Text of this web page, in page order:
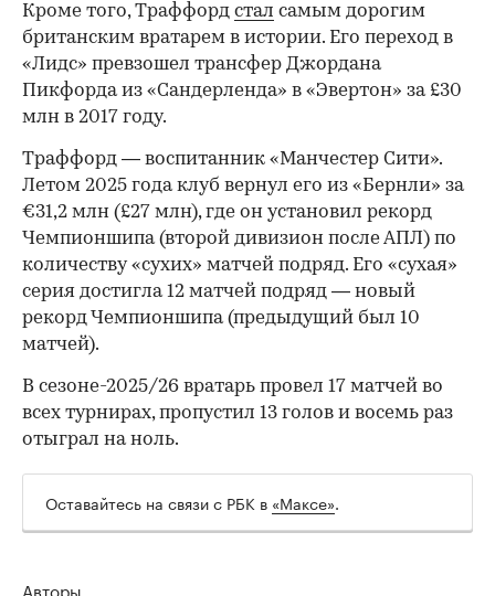
00:00
Кроме того, Траффорд стал самым дорогим
британским вратарем в истории. Его переход в
«Лидс» превзошел трансфер Джордана
Пикфорда из «Сандерленда» в «Эвертон» за £30
млн в 2017 году.
Траффорд — воспитанник «Манчестер Сити».
Летом 2025 года клуб вернул его из «Бернли» за
€31,2 млн (£27 млн), где он установил рекорд
Чемпионшипа (второй дивизион после АПЛ) по
количеству «сухих» матчей подряд. Его «сухая»
серия достигла 12 матчей подряд — новый
рекорд Чемпионшипа (предыдущий был 10
матчей).
В сезоне-2025/26 вратарь провел 17 матчей во
всех турнирах, пропустил 13 голов и восемь раз
отыграл на ноль.
Оставайтесь на связи с РБК в «Максе».
Авторы